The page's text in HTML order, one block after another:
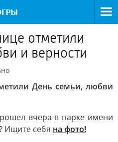
отметили
и верности
День семьи, любви
вчера в парке имени
Ищите себя на фото!